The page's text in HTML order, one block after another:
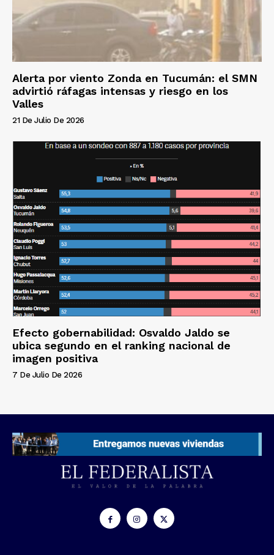
Alerta por viento Zonda en Tucumán: el SMN
advirtió ráfagas intensas y riesgo en los
Valles
21 De Julio De 2026
Efecto gobernabilidad: Osvaldo Jaldo se
ubica segundo en el ranking nacional de
imagen positiva
7 De Julio De 2026